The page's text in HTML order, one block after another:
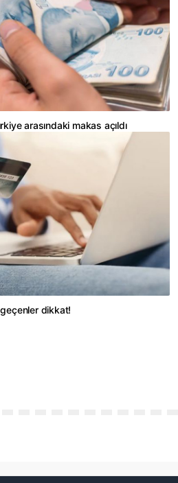
arasındaki makas açıldı
geçenler dikkat!